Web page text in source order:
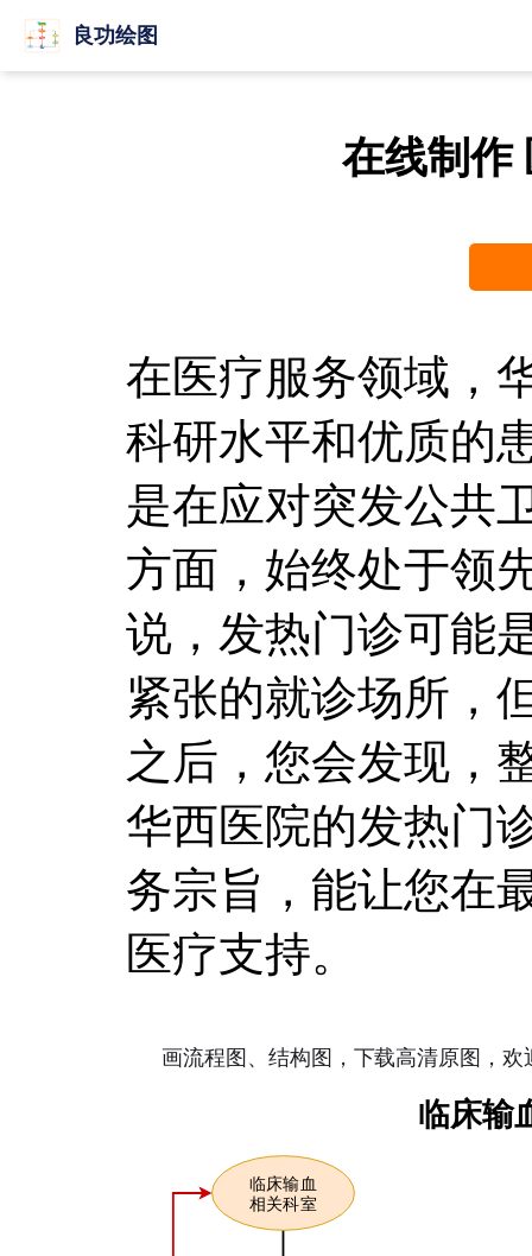
良功绘图
在线制作
在医疗服务领域，
科研水平和优质的
是在应对突发公共
方面，始终处于领
说，发热门诊可能
紧张的就诊场所，
之后，您会发现，
华西医院的发热门
务宗旨，能让您在
医疗支持。